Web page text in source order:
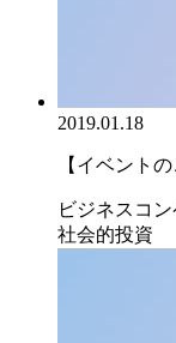
2019.01.18
【イベント
ビジネスコ
社会的投資